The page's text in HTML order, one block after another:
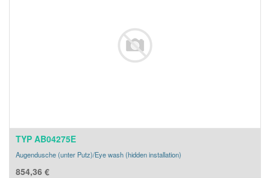
TYP AB04275E
Augendusche (unter Putz)/Eye wash (hidden installation)
854,36 €